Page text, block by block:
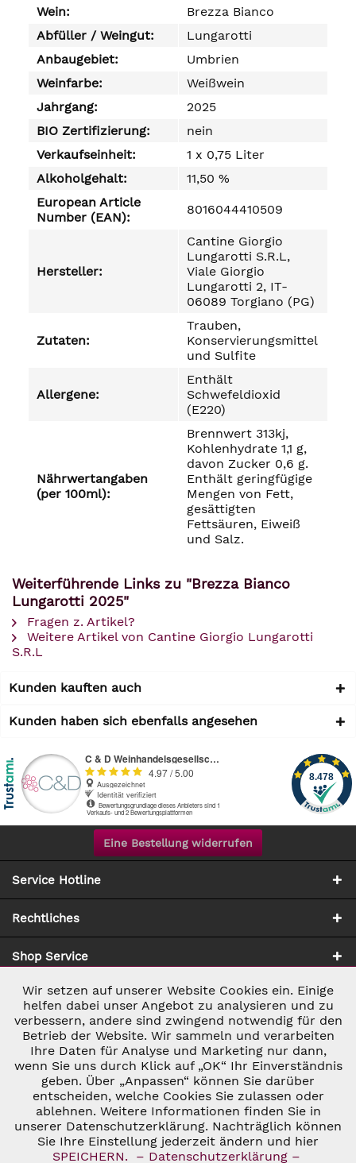
Wein:
Brezza Bianco
Abfüller / Weingut:
Lungarotti
Anbaugebiet:
Umbrien
Weinfarbe:
Weißwein
Jahrgang:
2025
BIO Zertifizierung:
nein
Verkaufseinheit:
1 x 0,75 Liter
Alkoholgehalt:
11,50 %
European Article
Number (EAN):
8016044410509
Hersteller:
Cantine Giorgio
Lungarotti S.R.L,
Viale Giorgio
Lungarotti 2, IT-
06089 Torgiano (PG)
Zutaten:
Trauben,
Konservierungsmittel
und Sulfite
Allergene:
Enthält
Schwefeldioxid
(E220)
Nährwertangaben
(per 100ml):
Brennwert 313kj,
Kohlenhydrate 1,1 g,
davon Zucker 0,6 g.
Enthält geringfügige
Mengen von Fett,
gesättigten
Fettsäuren, Eiweiß
und Salz.
Weiterführende Links zu "Brezza Bianco
Lungarotti 2025"
Fragen z. Artikel?
Weitere Artikel von Cantine Giorgio Lungarotti
S.R.L
Kunden kauften auch
Kunden haben sich ebenfalls angesehen
Eine Bestellung widerrufen
Service Hotline
Rechtliches
Shop Service
Zahlung & Versand
* ALLE PREISE INKL. GESETZL. UMSATZSTEUER ZZGL.
VERSANDKOSTEN UND GGF. NACHNAHMEGEBÜHREN, WENN NICHT
ANDERS BESCHRIEBEN
© 2026 C&D WEINHANDEL - ALL RIGHTS RESERVED. THEME BY
Notwendig Aktiv
Marketing Inaktiv
Tracking Inaktiv
Personalisierung Inaktiv
Wir setzen auf unserer Website Cookies ein. Einige
helfen dabei unser Angebot zu analysieren und zu
verbessern, andere sind zwingend notwendig für den
Betrieb der Website. Wir sammeln und verarbeiten
Ihre Daten für Analyse und Marketing nur dann,
wenn Sie uns durch Klick auf „OK“ Ihr Einverständnis
geben. Über „Anpassen“ können Sie darüber
entscheiden, welche Cookies Sie zulassen oder
ablehnen. Weitere Informationen finden Sie in
unserer Datenschutzerklärung. Nachträglich können
Sie Ihre Einstellung jederzeit ändern und hier
SPEICHERN.
– Datenschutzerklärung –